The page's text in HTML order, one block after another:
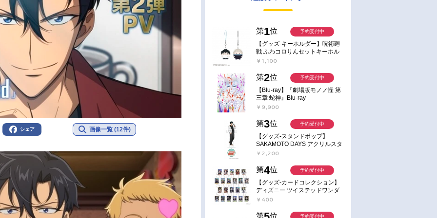
シェア 画像一覧 (12件)
第1位
【グッズ-キーホルダー】呪術廻
戦 ふわコロりんセットキーホル
ダー【アニメイト特典付】
￥1,100
予約受付中
第2位
【Blu-ray】『劇場版モノノ怪 第
三章 蛇神』Blu-ray
￥9,900
予約受付中
第3位
【グッズ-スタンドポップ】
SAKAMOTO DAYS アクリルスタ
ンド～Sunny Afternoon～ 4.南雲
￥2,200
予約受付中
第4位
【グッズ-カードコレクション】
ディズニー ツイステッドワンダ
ーランド ランダムカードコレク
￥400
予約受付中
第 位 予約受付中